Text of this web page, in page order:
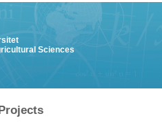
Sciences